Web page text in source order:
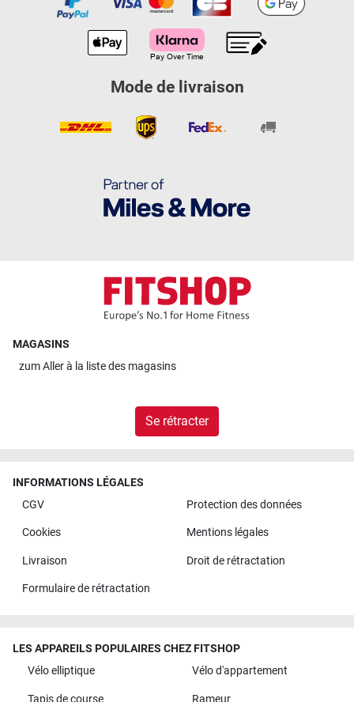
Mode de livraison
MAGASINS
zumAller à la liste des magasins
Se rétracter
INFORMATIONS LÉGALES
CGV
Protection des données
Cookies Mentions légales
Livraison Droit de rétractation
Formulaire de rétractation
LES APPAREILS POPULAIRES CHEZ FITSHOP
Vélo elliptique
Vélo d'appartement
Tapis de course Rameur